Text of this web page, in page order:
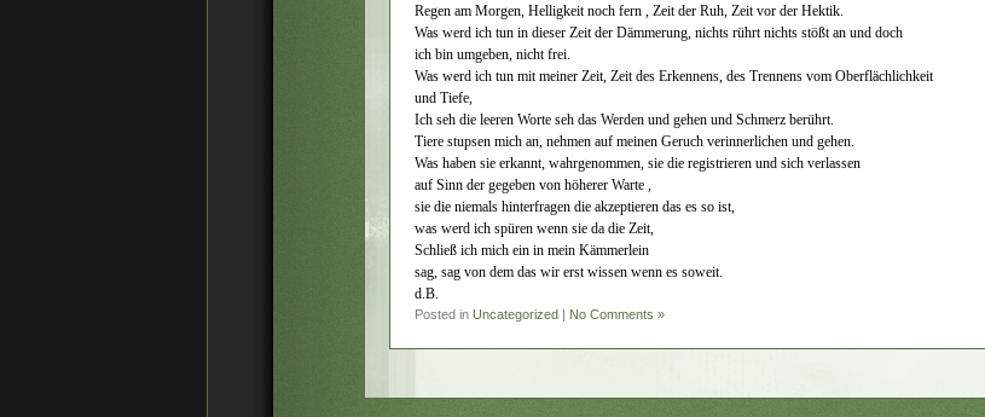
Regen am Morgen, Helligkeit noch fern , Zeit der Ruh, Zeit vor der Hektik.
Was werd ich tun in dieser Zeit der Dämmerung, nichts rührt nichts stößt an und doch
ich bin umgeben, nicht frei.
Was werd ich tun mit meiner Zeit, Zeit des Erkennens, des Trennens vom Oberflächlichkeit
und Tiefe,
Ich seh die leeren Worte seh das Werden und gehen und Schmerz berührt.
Tiere stupsen mich an, nehmen auf meinen Geruch verinnerlichen und gehen.
Was haben sie erkannt, wahrgenommen, sie die registrieren und sich verlassen
auf Sinn der gegeben von höherer Warte ,
sie die niemals hinterfragen die akzeptieren das es so ist,
was werd ich spüren wenn sie da die Zeit,
Schließ ich mich ein in mein Kämmerlein
sag, sag von dem das wir erst wissen wenn es soweit.
d.B.
Posted in Uncategorized | No Comments »